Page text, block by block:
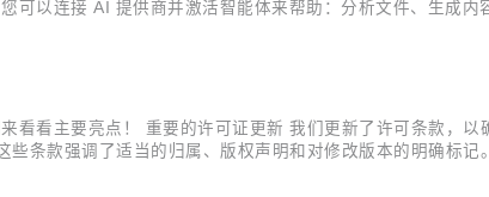
以连接 AI 提供商并激活智能体来帮助：分析文件、生成内
看看主要亮点！ 重要的许可证更新 我们更新了许可条款，
条款强调了适当的归属、版权声明和对修改版本的明确标记